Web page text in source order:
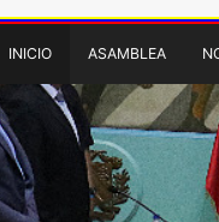
INICIO ASAMBLEA